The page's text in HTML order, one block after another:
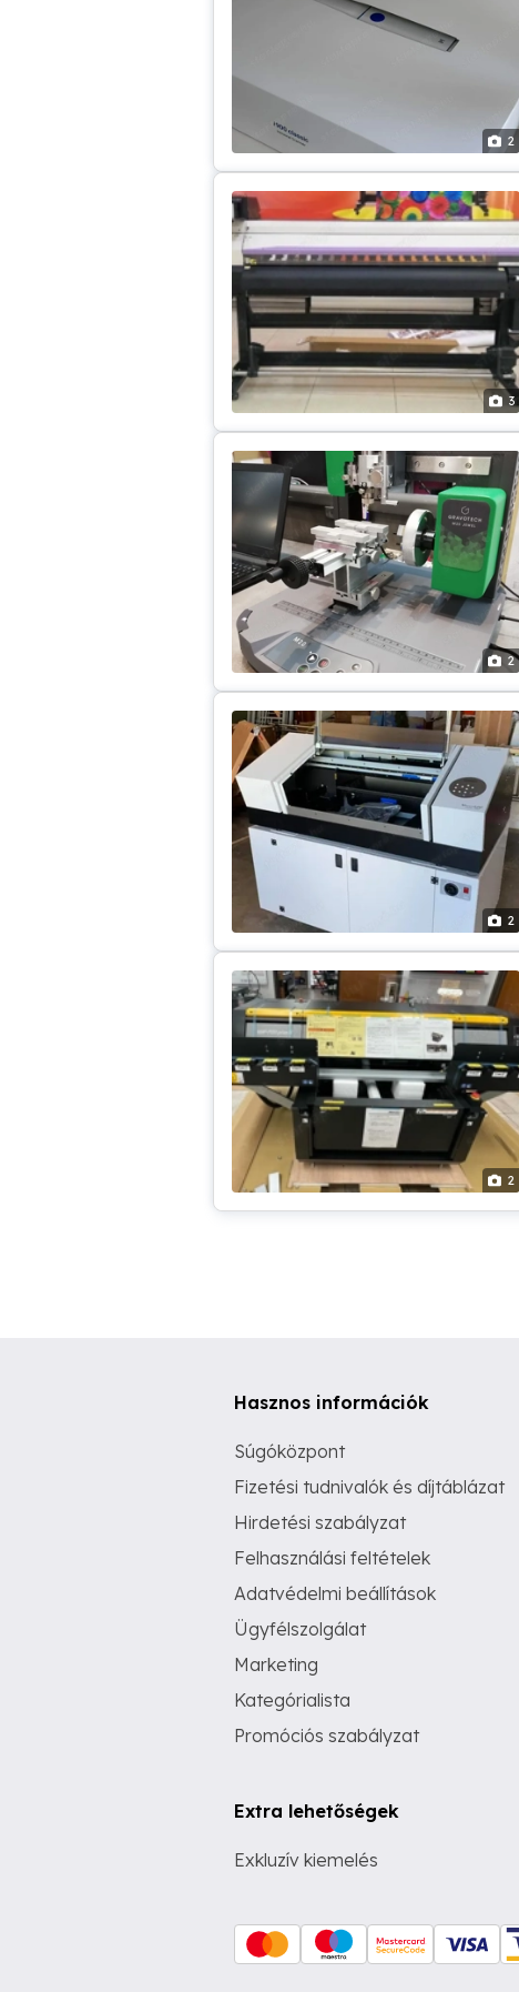
2
3
2
2
2
Hasznos információk
Súgóközpont
Fizetési tudnivalók és díjtáblázat
Hirdetési szabályzat
Felhasználási feltételek
Adatvédelmi beállítások
Ügyfélszolgálat
Marketing
Kategórialista
Promóciós szabályzat
Extra lehetőségek
Exkluzív kiemelés